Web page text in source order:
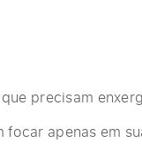
precisam
apenas em